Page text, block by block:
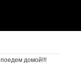
поедем домой!!!